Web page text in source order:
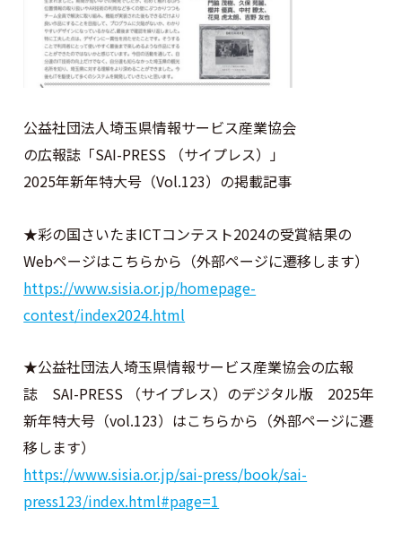
公益社団法人埼玉県情報サービス産業協会
の広報誌「SAI-PRESS （サイプレス）」
2025年新年特大号（Vol.123）の掲載記事
★彩の国さいたまICTコンテスト2024の受賞結果の
Webページはこちらから（外部ページに遷移します）
https://www.sisia.or.jp/homepage-
contest/index2024.html
★公益社団法人埼玉県情報サービス産業協会の広報
誌 SAI-PRESS （サイプレス）のデジタル版 2025年
新年特大号（vol.123）はこちらから（外部ページに遷
移します）
https://www.sisia.or.jp/sai-press/book/sai-
press123/index.html#page=1